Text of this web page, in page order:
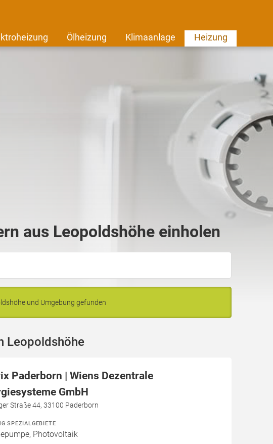
Ölheizung Klimaanlage Heizung
aus Leopoldshöhe einholen
und Umgebung gefunden
Leopoldshöhe
Paderborn | Wiens Dezentrale
GmbH
Straße 44, 33100 Paderborn
SPEZIALGEBIETE
Photovoltaik